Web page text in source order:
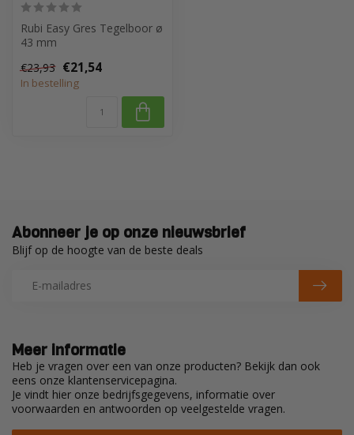
Rubi Easy Gres Tegelboor ø
43 mm
€23,93 €21,54
In bestelling
Meer informatie
Heb je vragen over een van onze producten? Bekijk dan ook
eens onze klantenservicepagina.
Je vindt hier onze bedrijfsgegevens, informatie over
voorwaarden en antwoorden op veelgestelde vragen.
Abonneer je op onze nieuwsbrief
Blijf op de hoogte van de beste deals